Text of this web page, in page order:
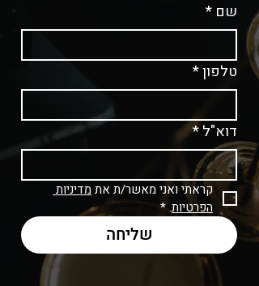
שם *
טלפון*
דוא"ל*
קראתי ואני מאשר/ת את
הפרטיות.
*
שליחה